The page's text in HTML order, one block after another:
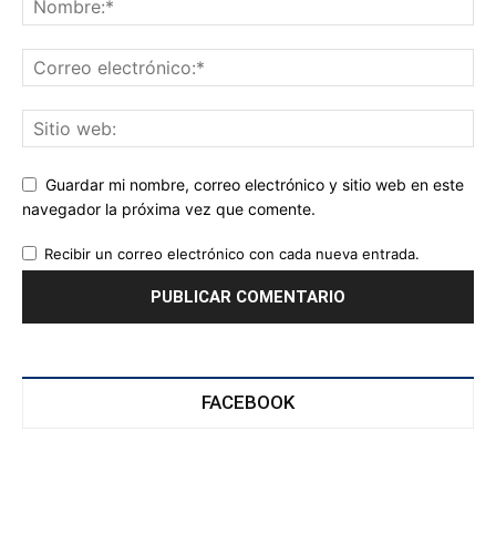
Guardar mi nombre, correo electrónico y sitio web en este
navegador la próxima vez que comente.
Recibir un correo electrónico con cada nueva entrada.
FACEBOOK